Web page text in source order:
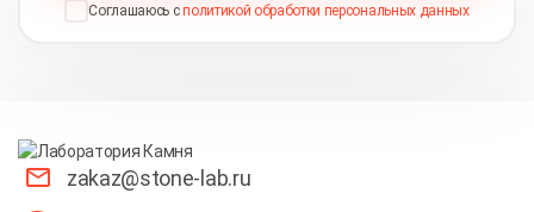
Соглашаюсь с политикой обработки персональных данных
zakaz@stone-lab.ru